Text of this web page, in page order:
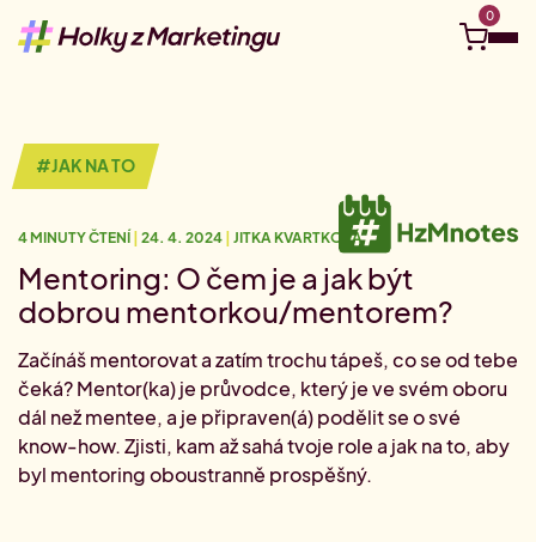
Objevuj
Kariérní kompas
Vydej se na cestu social media
Kariérní cesta: Digitální marketing
Vydej se na cestu digitálu
Kurzy a eventy
Nejbližší live webináře
Připoj se online odkudkoliv.
Videokurzy
Tvé téma, tvé tempo.
Půlroční permanentka na školení
Jedno rozhodnutí, půl roku vzdělávání.
Ucelené Akademie
Juniorní Akademie
Vstupenka do marketingu
Akademie pro marketingové manažer(k)y
Akademie pro pokročilé
Pro firmy
Firemní vzdělávání
Hledám do týmu
Staň se klientem Akademie
#HzMhrdost
O nás
0
0
#JAK NA TO
4 MINUTY ČTENÍ 24. 4. 2024 JITKA KVARTKOVÁ
Mentoring: O čem je a jak být
dobrou mentorkou/mentorem?
Začínáš mentorovat a zatím trochu tápeš, co se od tebe
čeká? Mentor(ka) je průvodce, který je ve svém oboru
dál než mentee, a je připraven(á) podělit se o své
know-how. Zjisti, kam až sahá tvoje role a jak na to, aby
byl mentoring oboustranně prospěšný.